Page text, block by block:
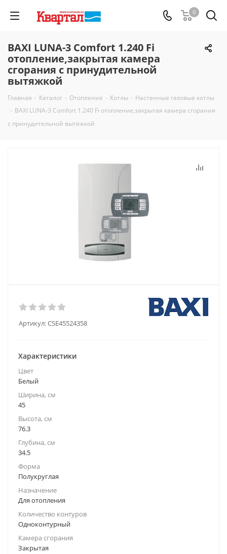
0
BAXI LUNA-3 Comfort 1.240 Fi
отопление,закрытая камера
сгорания с принудительной
вытяжкой
Главная - Каталог - Отопление - Котлы - Настенные газовые котлы
- BAXI LUNA-3 Comfort 1.240 Fi отопление,закрытая камера сгорания
с принудительной вытяжкой
Артикул:CSE45524358
Характеристики
Цвет
Белый
Ширина, см
45
Высота, см
76.3
Глубина, см
34.5
Форма
Полукруглая
Назначение
Для отопления
Количество контуров
Одноконтурный
Камера сгорания
Закрытая